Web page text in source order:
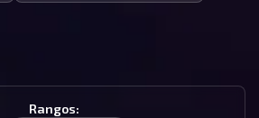
Rangos: